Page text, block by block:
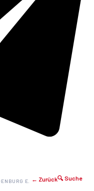
E.
← Zurück🔍 Suche